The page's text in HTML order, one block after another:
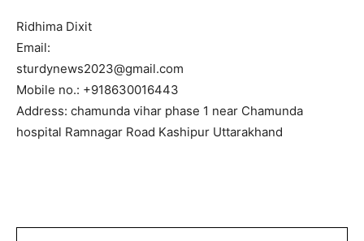
Ridhima Dixit
Email:
sturdynews2023@gmail.com
Mobile no.: +918630016443
Address: chamunda vihar phase 1 near Chamunda
hospital Ramnagar Road Kashipur Uttarakhand